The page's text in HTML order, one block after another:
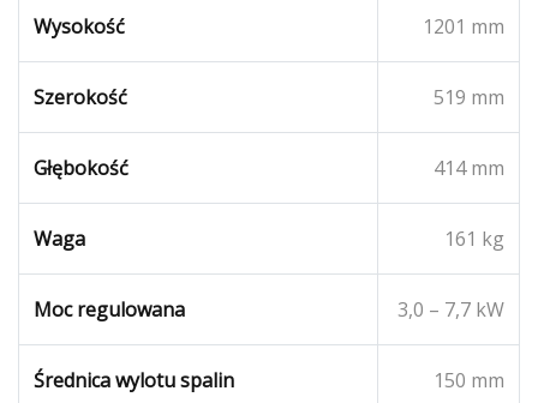
Wysokość 1201 mm
Szerokość 519 mm
Głębokość 414 mm
Waga 161 kg
Moc regulowana 3,0 – 7,7 kW
Średnica wylotu spalin 150 mm